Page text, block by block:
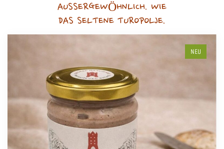
AUSSERGEWÖHNLICH. WIE
DAS SELTENE TUROPOLJE.
NEU